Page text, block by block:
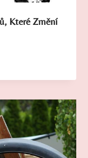
Které Změní